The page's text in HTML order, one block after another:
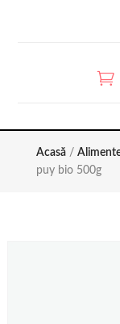
Acasă/
puy bio 500g